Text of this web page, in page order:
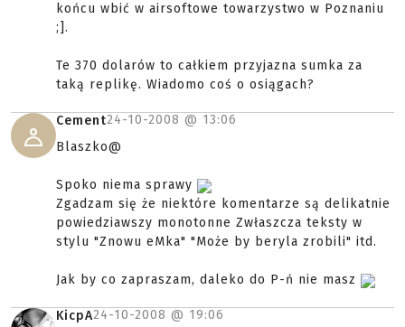
końcu wbić w airsoftowe towarzystwo w Poznaniu
;].
Te 370 dolarów to całkiem przyjazna sumka za
taką replikę. Wiadomo coś o osiągach?
Cement24-10-2008 @ 13:06
Blaszko@
Spoko niema sprawy
Zgadzam się że niektóre komentarze są delikatnie
powiedziawszy monotonne Zwłaszcza teksty w
stylu "Znowu eMka" "Może by beryla zrobili" itd.
Jak by co zapraszam, daleko do P-ń nie masz
KicpA24-10-2008 @ 19:06